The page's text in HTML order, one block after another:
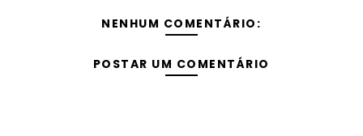
NENHUM COMENTÁRIO:
POSTAR UM COMENTÁRIO